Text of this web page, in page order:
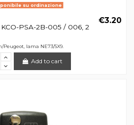
su ordinazione
PSA-2B-005 / 006, 2
€3.20
Peugeot, lama NE73/SX9.
Add to cart